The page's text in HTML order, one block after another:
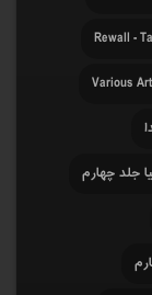
Rewall -
Various
جلد چهارم